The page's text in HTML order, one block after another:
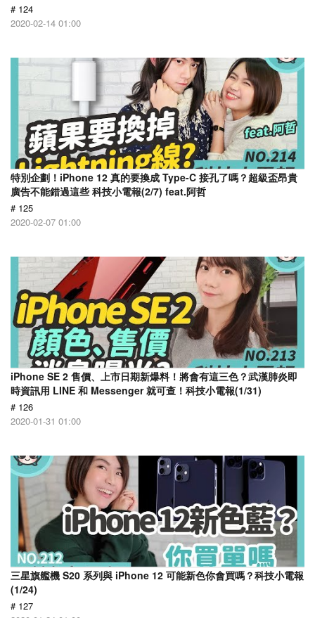
# 124
2020-02-14 01:00
特別企劃！iPhone 12 真的要換成 Type-C 接孔了嗎？超級盃昂貴
廣告不能錯過這些 科技小電報(2/7) feat.阿哲
# 125
2020-02-07 01:00
iPhone SE 2 售價、上市日期新爆料！將會有這三色？武漢肺炎即
時資訊用 LINE 和 Messenger 就可查！科技小電報(1/31)
# 126
2020-01-31 01:00
三星旗艦機 S20 系列與 iPhone 12 可能新色你會買嗎？科技小電報
(1/24)
# 127